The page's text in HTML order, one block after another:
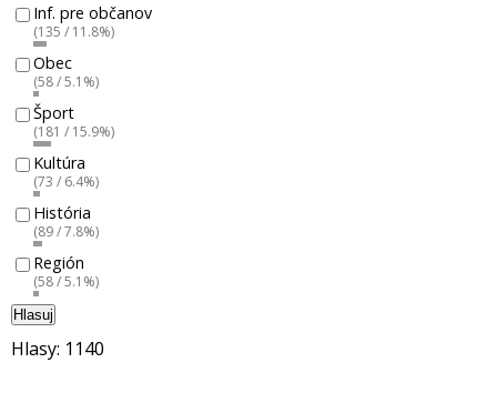
Inf. pre občanov
(135 / 11.8%)
Obec
(58 / 5.1%)
Šport
(181 / 15.9%)
Kultúra
(73 / 6.4%)
História
(89 / 7.8%)
Región
(58 / 5.1%)
Hlasuj
Hlasy: 1140